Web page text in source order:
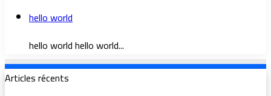
hello world
hello world hello world...
Articles récents